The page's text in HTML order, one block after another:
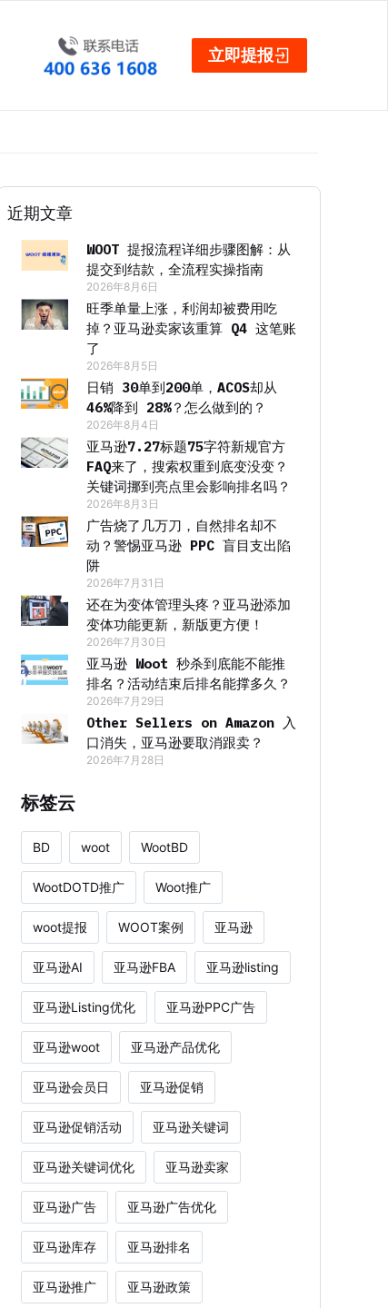
立即提报
近期文章
WOOT 提报流程详细步骤图解：从
提交到结款，全流程实操指南
2026年8月6日
旺季单量上涨，利润却被费用吃
掉？亚马逊卖家该重算 Q4 这笔账
了
2026年8月5日
日销 30单到200单，ACOS却从
46%降到 28%？怎么做到的？
2026年8月4日
亚马逊7.27标题75字符新规官方
FAQ来了，搜索权重到底变没变？
关键词挪到亮点里会影响排名吗？
2026年8月3日
广告烧了几万刀，自然排名却不
动？警惕亚马逊 PPC 盲目支出陷
阱
2026年7月31日
还在为变体管理头疼？亚马逊添加
变体功能更新，新版更方便！
2026年7月30日
亚马逊 Woot 秒杀到底能不能推
排名？活动结束后排名能撑多久？
2026年7月29日
Other Sellers on Amazon 入
口消失，亚马逊要取消跟卖？
2026年7月28日
标签云
BD woot WootBD
WootDOTD推广 Woot推广
woot提报 WOOT案例 亚马逊
亚马逊AI 亚马逊FBA 亚马逊listing
亚马逊Listing优化 亚马逊PPC广告
亚马逊woot 亚马逊产品优化
亚马逊会员日 亚马逊促销
亚马逊促销活动 亚马逊关键词
亚马逊关键词优化 亚马逊卖家
亚马逊广告 亚马逊广告优化
亚马逊库存 亚马逊排名
亚马逊推广 亚马逊政策